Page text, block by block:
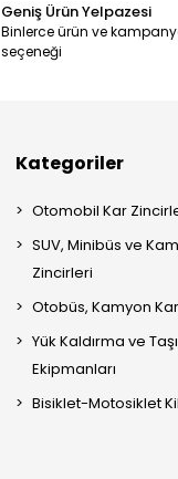
Geniş Ürün Yelpazesi
Binlerce ürün ve
seçeneği
Kategoriler
Otomobil Kar
SUV, Minibüs ve
Zincirleri
Otobüs, Kamyon
Yük Kaldırma ve
Ekipmanları
Bisiklet-Motosiklet